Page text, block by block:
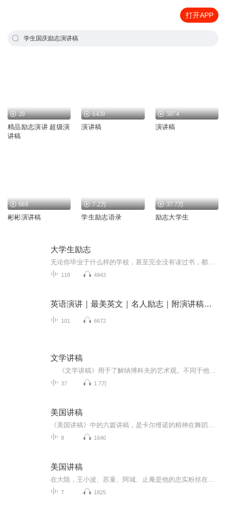
打开APP
学生国庆励志演讲稿
20
精品励志演讲 超级演
讲稿
6439
演讲稿
5074
演讲稿
688
彬彬演讲稿
7.2万
学生励志语录
37.7万
励志大学生
大学生励志
118 4943
英语演讲｜最美英文｜名人励志｜附演讲稿｜经典原声
101 6672
文学讲稿
37 1.7万
美国讲稿
8 1640
美国讲稿
7 1825